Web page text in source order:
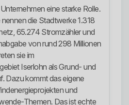
eine starke Rolle.
die Stadtwerke 1.318
65.274 Stromzähler und
von rund 298 Millionen
sie im
Iserlohn als Grund- und
Dazu kommt das eigene
und
Themen. Das ist echte